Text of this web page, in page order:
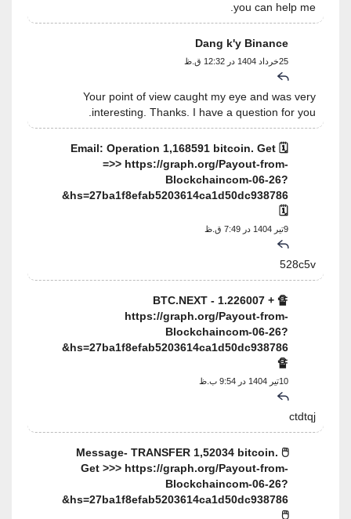
you can help me.
Dang k'y Binance
Your point of view caught my eye and was very
interesting. Thanks. I have a question for you.
🗓 Email: Operation 1,168591 bitcoin. Get
=>> https://graph.org/Payout-from-
Blockchaincom-06-26?
hs=27ba1f8efab5203614ca1d50dc938786&
528c5v
🔏 + 1.226007 BTC.NEXT -
https://graph.org/Payout-from-
Blockchaincom-06-26?
hs=27ba1f8efab5203614ca1d50dc938786&
ctdtqj
🖱 Message- TRANSFER 1,52034 bitcoin.
Get >>> https://graph.org/Payout-from-
Blockchaincom-06-26?
hs=27ba1f8efab5203614ca1d50dc938786&